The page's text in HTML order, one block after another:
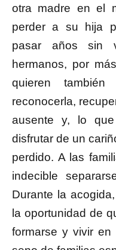
otra madre en el
perder a su hija
pasar años sin
hermanos, por
quieren también
reconocerla,
ausente y, lo
disfrutar de un
perdido. A las
indecible
Durante la
la oportunidad de
formarse y vivir en